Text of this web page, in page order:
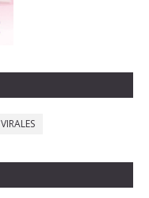
VIRALES